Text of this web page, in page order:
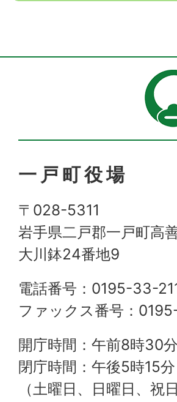
一戸町役場
〒028-5311
岩手県二戸郡一戸町高
大川鉢24番地9
電話番号：0195-33-
ファックス番号：
開庁時間：午前8時30分
閉庁時間：午後5時15分
（土曜日、日曜日、